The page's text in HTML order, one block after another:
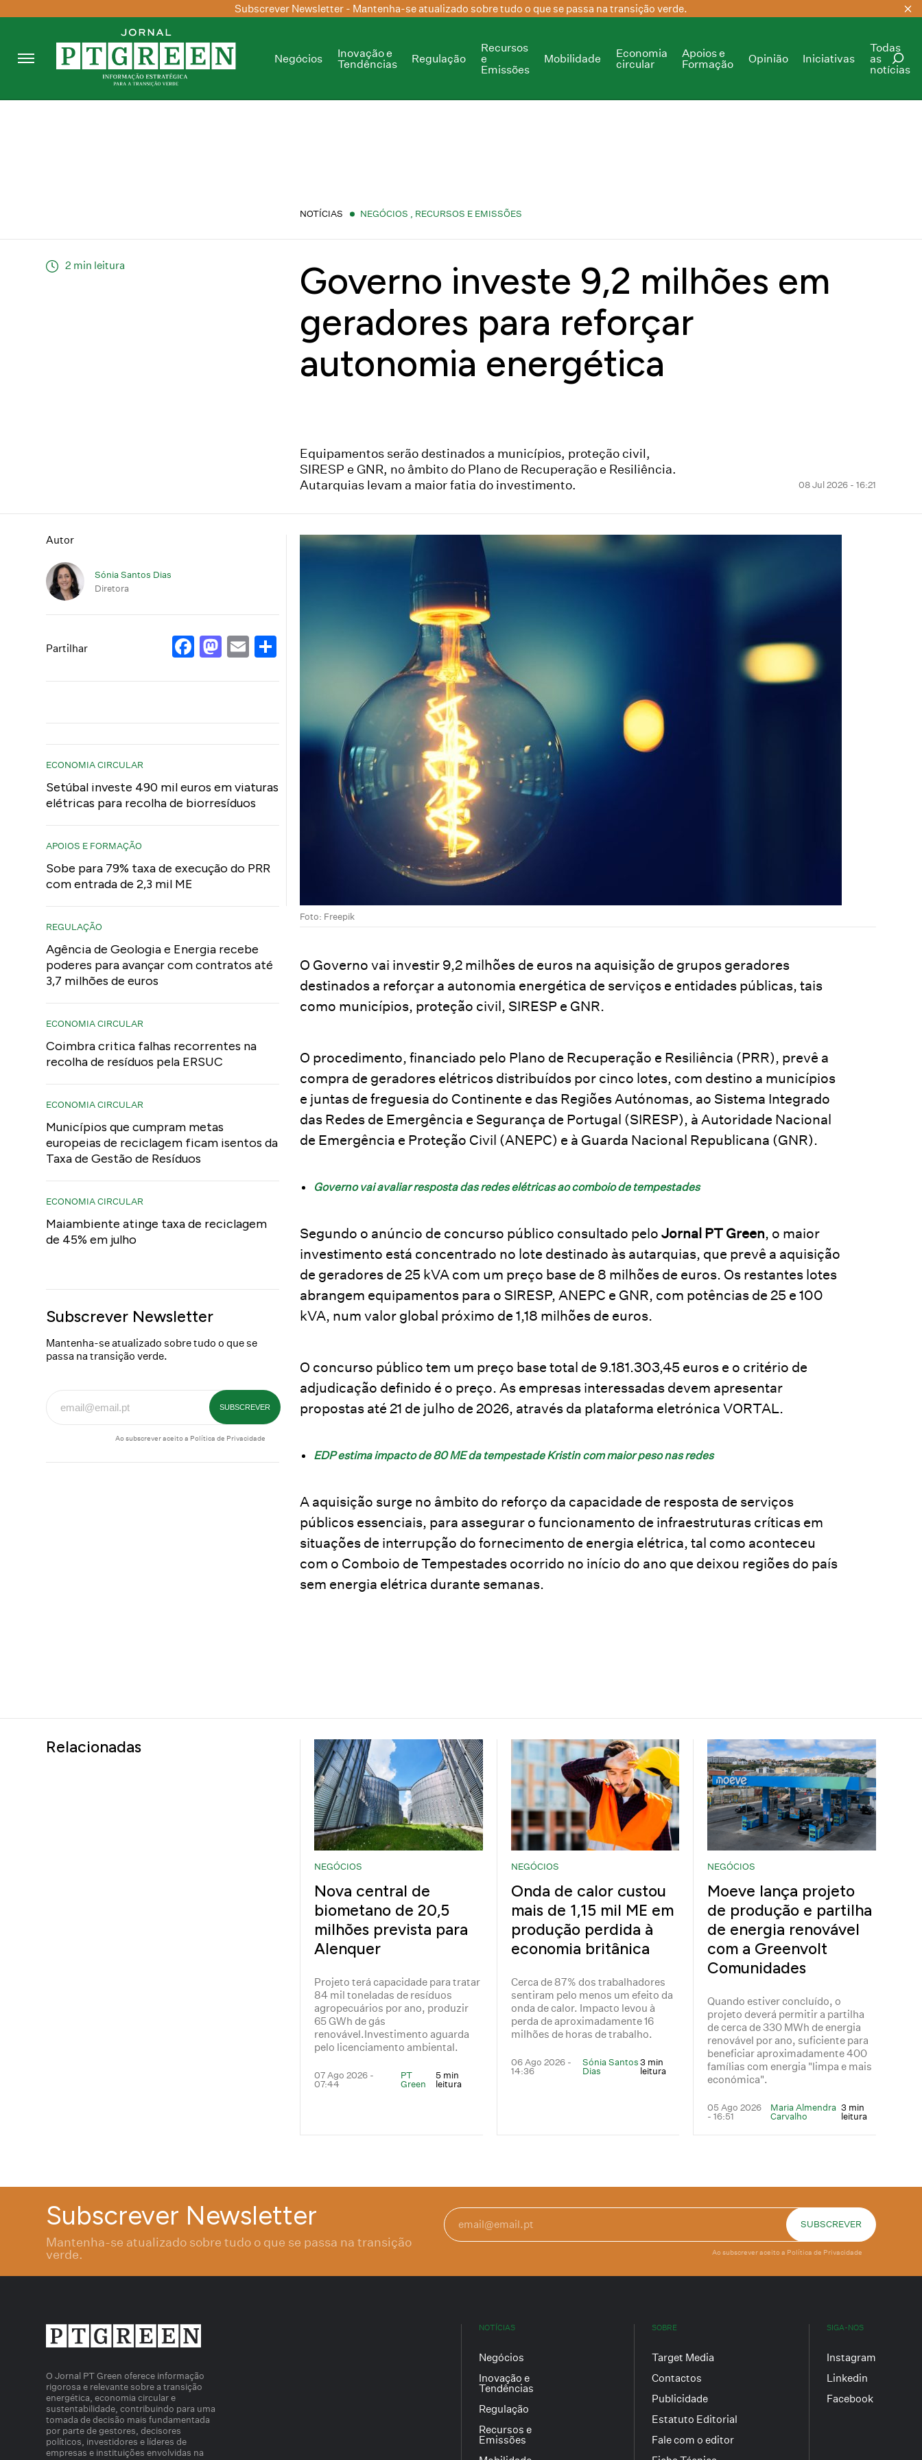
Subscrever Newsletter - Mantenha-se atualizado sobre tudo o que se passa na transição verde.
Negócios
Inovação e
Tendências
Regulação
Recursos
e
Emissões
Mobilidade
Economia
circular
Apoios e
Formação
Opinião Iniciativas
Todas
as
notícias
NOTÍCIAS NEGÓCIOS RECURSOS E EMISSÕES
2 min leitura
Governo investe 9,2 milhões em
geradores para reforçar
autonomia energética
Equipamentos serão destinados a municípios, proteção civil,
SIRESP e GNR, no âmbito do Plano de Recuperação e Resiliência.
Autarquias levam a maior fatia do investimento.
08 Jul 2026 - 16:21
Autor
Sónia Santos Dias
Diretora
Partilhar Facebook
Mastodon
EmailShare
ECONOMIA CIRCULAR
Setúbal investe 490 mil euros em viaturas
elétricas para recolha de biorresíduos
APOIOS E FORMAÇÃO
Sobe para 79% taxa de execução do PRR
com entrada de 2,3 mil ME
REGULAÇÃO
Agência de Geologia e Energia recebe
poderes para avançar com contratos até
3,7 milhões de euros
ECONOMIA CIRCULAR
Coimbra critica falhas recorrentes na
recolha de resíduos pela ERSUC
ECONOMIA CIRCULAR
Municípios que cumpram metas
europeias de reciclagem ficam isentos da
Taxa de Gestão de Resíduos
ECONOMIA CIRCULAR
Maiambiente atinge taxa de reciclagem
de 45% em julho
Subscrever Newsletter
Mantenha-se atualizado sobre tudo o que se
passa na transição verde.
Ao subscrever aceito a Política de Privacidade
Foto: Freepik
O Governo vai investir 9,2 milhões de euros na aquisição de grupos geradores
destinados a reforçar a autonomia energética de serviços e entidades públicas, tais
como municípios, proteção civil, SIRESP e GNR.
O procedimento, financiado pelo Plano de Recuperação e Resiliência (PRR), prevê a
compra de geradores elétricos distribuídos por cinco lotes, com destino a municípios
e juntas de freguesia do Continente e das Regiões Autónomas, ao Sistema Integrado
das Redes de Emergência e Segurança de Portugal (SIRESP), à Autoridade Nacional
de Emergência e Proteção Civil (ANEPC) e à Guarda Nacional Republicana (GNR).
Governo vai avaliar resposta das redes elétricas ao comboio de tempestades
Segundo o anúncio de concurso público consultado peloJornal PT Green, o maior
investimento está concentrado no lote destinado às autarquias, que prevê a aquisição
de geradores de 25 kVA com um preço base de 8 milhões de euros. Os restantes lotes
abrangem equipamentos para o SIRESP, ANEPC e GNR, com potências de 25 e 100
kVA, num valor global próximo de 1,18 milhões de euros.
O concurso público tem um preço base total de 9.181.303,45 euros e o critério de
adjudicação definido é o preço. As empresas interessadas devem apresentar
propostas até 21 de julho de 2026, através da plataforma eletrónica VORTAL.
EDP estima impacto de 80 ME da tempestade Kristin com maior peso nas redes
A aquisição surge no âmbito do reforço da capacidade de resposta de serviços
públicos essenciais, para assegurar o funcionamento de infraestruturas críticas em
situações de interrupção do fornecimento de energia elétrica, tal como aconteceu
com o Comboio de Tempestades ocorrido no início do ano que deixou regiões do país
sem energia elétrica durante semanas.
Relacionadas
NEGÓCIOS
Nova central de
biometano de 20,5
milhões prevista para
Alenquer
Projeto terá capacidade para tratar
84 mil toneladas de resíduos
agropecuários por ano, produzir
65 GWh de gás
renovável.Investimento aguarda
pelo licenciamento ambiental.
07 Ago 2026 -
07:44
PT
Green
5 min
leitura
NEGÓCIOS
Onda de calor custou
mais de 1,15 mil ME em
produção perdida à
economia britânica
Cerca de 87% dos trabalhadores
sentiram pelo menos um efeito da
onda de calor. Impacto levou à
perda de aproximadamente 16
milhões de horas de trabalho.
06 Ago 2026 -
14:36
Sónia Santos
Dias
3 min
leitura
NEGÓCIOS
Moeve lança projeto
de produção e partilha
de energia renovável
com a Greenvolt
Comunidades
Quando estiver concluído, o
projeto deverá permitir a partilha
de cerca de 330 MWh de energia
renovável por ano, suficiente para
beneficiar aproximadamente 400
famílias com energia "limpa e mais
económica".
05 Ago 2026
- 16:51
Maria Almendra
Carvalho
3 min
leitura
Subscrever Newsletter
Mantenha-se atualizado sobre tudo o que se passa na transição
verde.
Ao subscrever aceito a Política de Privacidade
O Jornal PT Green oferece informação
rigorosa e relevante sobre a transição
energética, economia circular e
sustentabilidade, contribuindo para uma
tomada de decisão mais fundamentada
por parte de gestores, decisores
políticos, investidores e líderes de
empresas e instituições envolvidas na
NOTÍCIAS
Negócios
Inovação e
Tendências
Regulação
Recursos e
Emissões
SOBRE
Target Media
Contactos
Publicidade
Estatuto Editorial
Fale com o editor
SIGA-NOS
Instagram
Linkedin
Facebook